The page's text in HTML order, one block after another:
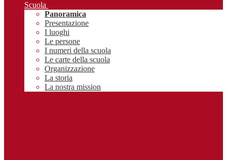
Scuola
Panoramica
Presentazione
I luoghi
Le persone
I numeri della scuola
Le carte della scuola
Organizzazione
La storia
La nostra mission